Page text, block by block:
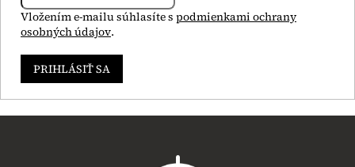
Vložením e-mailu súhlasíte s podmienkami ochrany
osobných údajov.
PRIHLÁSIŤ SA